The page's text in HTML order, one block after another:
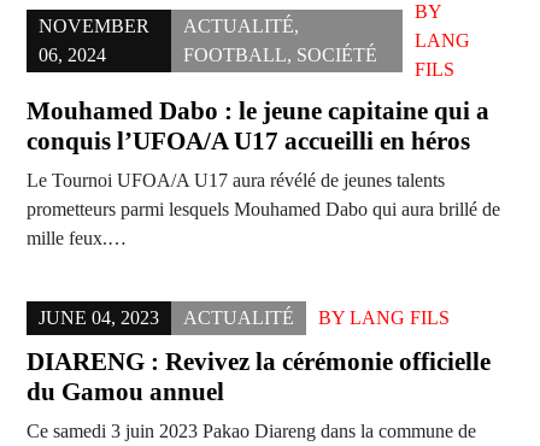
NOVEMBER
06, 2024
ACTUALITÉ,
FOOTBALL, SOCIÉTÉ
BY
LANG
FILS
Mouhamed Dabo : le jeune capitaine qui a
conquis l’UFOA/A U17 accueilli en héros
Le Tournoi UFOA/A U17 aura révélé de jeunes talents
prometteurs parmi lesquels Mouhamed Dabo qui aura brillé de
mille feux.…
JUNE 04, 2023 ACTUALITÉ BY LANG FILS
DIARENG : Revivez la cérémonie officielle
du Gamou annuel
Ce samedi 3 juin 2023 Pakao Diareng dans la commune de